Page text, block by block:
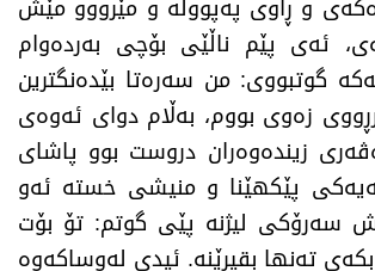
ئەی پێم ناڵێی بۆچی بەردەوام
گوتبووی: من سەرەتا بێدەنگترین
زەوی بووم، بەڵام دوای ئەوەی
زیندەوەران دروست بوو پاشای
پێکهێنا و منیشی خستە ئەو
سەرۆکی لیژنە پێی گوتم: تۆ بۆت
تەنها بقیڕێنە. ئیدی لەوساکەوە